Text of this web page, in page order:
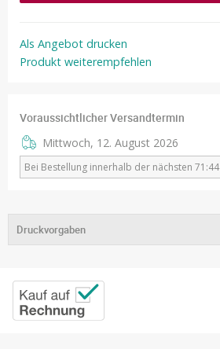
Als Angebot drucken
Produkt weiterempfehlen
Voraussichtlicher Versandtermin
Mittwoch, 12. August 2026
Bei Bestellung innerhalb der nächsten
Druckvorgaben